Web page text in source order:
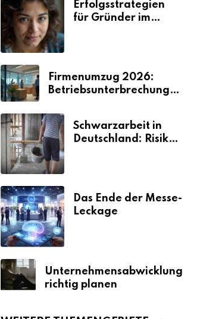
Erfolgsstrategien
für Gründer im
Firmenumzug 2026:
Betriebsunterbrechungen
Schwarzarbeit in
Deutschland: Risiken
Das Ende der Messe-
Leckage
Unternehmensabwicklung
richtig planen